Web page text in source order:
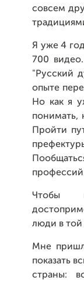
совсем
Я уже 4
700
"Русский
опыте
Но как я
понимать,
Пройти
Чтобы
люди в
Мне
показать
страны: